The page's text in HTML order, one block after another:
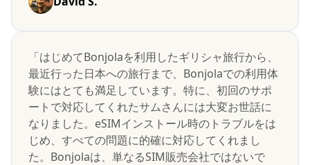
「はじめてBonjolaを利用したギリシャ旅行から、
最近行った日本への旅行まで、Bonjolaでの利用体
験にはとても満足しています。特に、初回のサポ
ートで対応してくれたサムさんには大変お世話に
なりました。eSIMインストール時のトラブルをは
じめ、すべての問題に的確に対応してくれまし
た。Bonjolaは、単なるSIM販売会社ではないで